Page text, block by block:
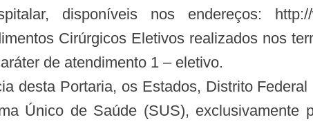
disponíveis nos endereços: http://
Cirúrgicos Eletivos realizados nos
de atendimento 1 – eletivo.
desta Portaria, os Estados, Distrito
Único de Saúde (SUS), exclusivamente